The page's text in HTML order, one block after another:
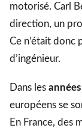
motorisé. Carl
direction, un
Ce n’était donc
d’ingénieur.
Dans les
européens se
En France, des